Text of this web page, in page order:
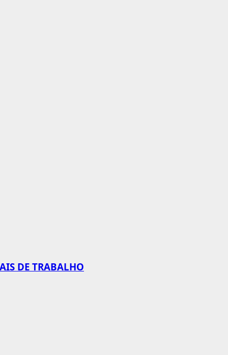
DE TRABALHO